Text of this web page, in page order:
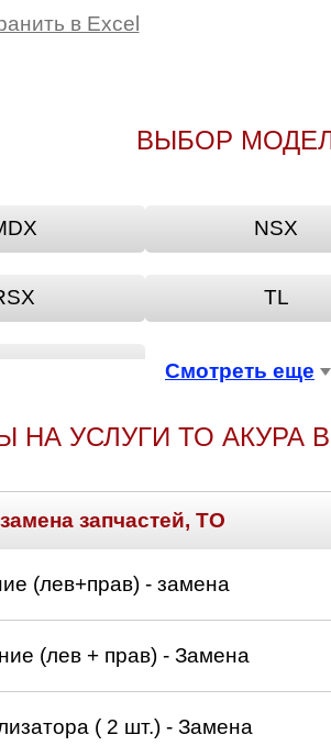
в Excel
ВЫБОР
NSX
TL
Смотреть еще
НА УСЛУГИ ТО АКУРА
запчастей, ТО
(лев+прав) - замена
(лев + прав) - Замена
( 2 шт.) - Замена